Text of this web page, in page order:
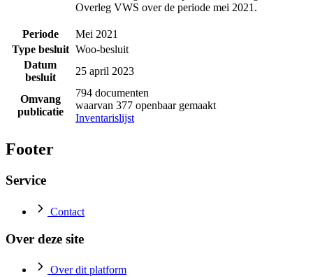
Overleg VWS over de periode mei 2021.
Periode
Mei 2021
Type besluit Woo-besluit
Datum
besluit
25 april 2023
Omvang
publicatie
794 documenten
waarvan 377 openbaar gemaakt
Inventarislijst
Footer
Service
Contact
Over deze site
Over dit platform